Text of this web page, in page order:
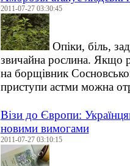
2011-07-27 03:30:45
Опіки, біль,
звичайна рослина. Якщо
на борщівник
приступи астми можна
Візи до Європи:
новими вимогами
2011-07-27 03:10:15